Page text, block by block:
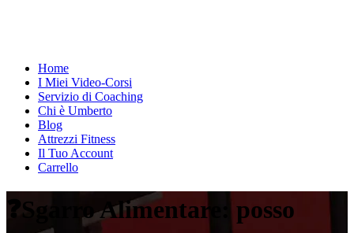
Home
I Miei Video-Corsi
Servizio di Coaching
Chi è Umberto
Blog
Attrezzi Fitness
Il Tuo Account
Carrello
❓Sgarro Alimentare: posso